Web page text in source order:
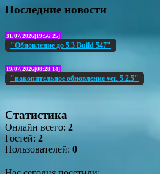
Последние новости
31/07/2026[19:56:25]
"Обновление до 5.3 Build 547"
19/07/2026[08:28:14]
"накопительное обновление ver. 5.2.5"
Статистика
Онлайн всего: 2
Гостей: 2
Пользователей: 0